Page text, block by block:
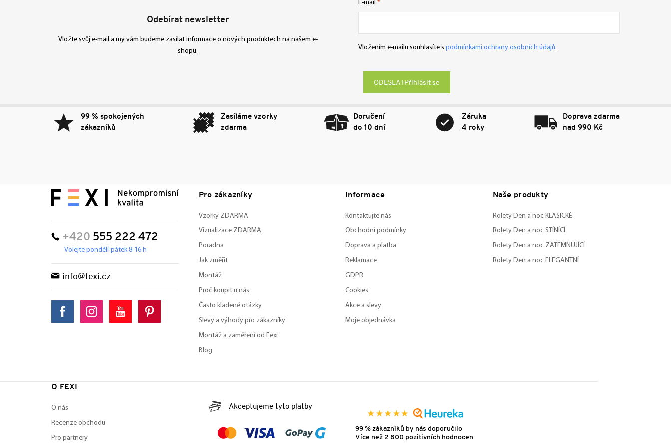
Odebírat newsletter
Vložte svůj e-mail a my vám budeme zasílat informace o nových produktech na našem e-
shopu.
E-mail
Vložením e-mailu souhlasíte s podmínkami ochrany osobních údajů.
Přihlásit se
99 % spokojených
zákazníků
Zasíláme vzorky
zdarma
Doručení
do 10 dní
Záruka
4 roky
Doprava zdarma
nad 990 Kč
+420 555 222 472
Volejte pondělí-pátek 8-16 h
info@fexi.cz
Pro zákazníky
Vzorky ZDARMA
Vizualizace ZDARMA
Poradna
Jak změřit
Montáž
Proč koupit u nás
Často kladené otázky
Slevy a výhody pro zákazníky
Montáž a zaměření od Fexi
Blog
Informace
Kontaktujte nás
Obchodní podmínky
Doprava a platba
Reklamace
GDPR
Cookies
Akce a slevy
Moje objednávka
Naše produkty
Rolety Den a noc KLASICKÉ
Rolety Den a noc STÍNÍCÍ
Rolety Den a noc ZATEMŇUJÍCÍ
Rolety Den a noc ELEGANTNÍ
O FEXI
O nás
Recenze obchodu
Pro partnery
Akceptujeme tyto platby
99 % zákazníků by nás doporučilo
Více než 2 800 pozitivních hodnocení